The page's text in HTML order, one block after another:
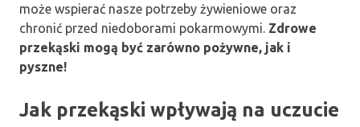
może wspierać nasze potrzeby żywieniowe oraz
chronić przed niedoborami pokarmowymi. Zdrowe
przekąski mogą być zarówno pożywne, jak i
pyszne!
Jak przekąski wpływają na uczucie